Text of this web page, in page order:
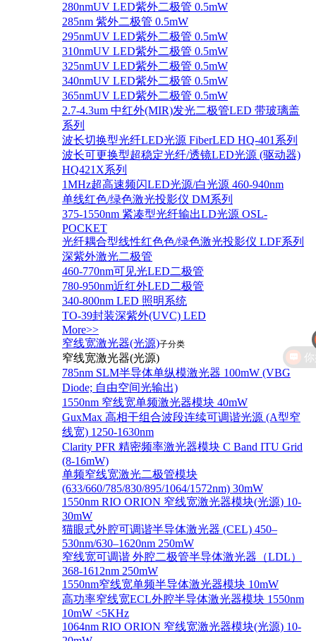
280nmUV LED紫外二极管 0.5mW
285nm 紫外二极管 0.5mW
295nmUV LED紫外二极管 0.5mW
310nmUV LED紫外二极管 0.5mW
325nmUV LED紫外二极管 0.5mW
340nmUV LED紫外二极管 0.5mW
365nmUV LED紫外二极管 0.5mW
2.7-4.3um 中红外(MIR)发光二极管LED 带玻璃盖
系列
波长切换型光纤LED光源 FiberLED HQ-401系列
波长可更换型超稳定光纤/透镜LED光源 (驱动器)
HQ421X系列
1MHz超高速频闪LED光源/白光源 460-940nm
单线红色/绿色激光投影仪 DM系列
375-1550nm 紧凑型光纤输出LD光源 OSL-
POCKET
光纤耦合型线性红色色/绿色激光投影仪 LDF系列
深紫外激光二极管
460-770nm可见光LED二极管
780-950nm近红外LED二极管
340-800nm LED 照明系统
TO-39封装深紫外(UVC) LED
More>>
窄线宽激光器(光源)子分类
窄线宽激光器(光源)
785nm SLM半导体单纵模激光器 100mW (VBG
Diode; 自由空间光输出)
1550nm 窄线宽单频激光器模块 40mW
GuxMax 高相干组合波段连续可调谐光源 (A型窄
线宽) 1250-1630nm
Clarity PFR 精密频率激光器模块 C Band ITU Grid
(8-16mW)
单频窄线宽激光二极管模块
(633/660/785/830/895/1064/1572nm) 30mW
1550nm RIO ORION 窄线宽激光器模块(光源) 10-
30mW
猫眼式外腔可调谐半导体激光器 (CEL) 450–
530nm/630–1620nm 250mW
窄线宽可调谐 外腔二极管半导体激光器（LDL）
368-1612nm 250mW
1550nm窄线宽单频半导体激光器模块 10mW
高功率窄线宽ECL外腔半导体激光器模块 1550nm
10mW <5KHz
1064nm RIO ORION 窄线宽激光器模块(光源) 10-